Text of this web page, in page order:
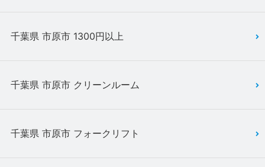
千葉県 市原市 1300円以上
千葉県 市原市 クリーンルーム
千葉県 市原市 フォークリフト